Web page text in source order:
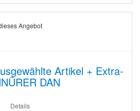
Angebot
Artikel + Extra-
DAN
Details